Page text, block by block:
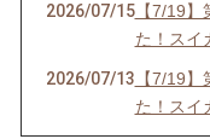
2026/07/15【7/19】
た！スイ
2026/07/13 【7/19
た！スイ